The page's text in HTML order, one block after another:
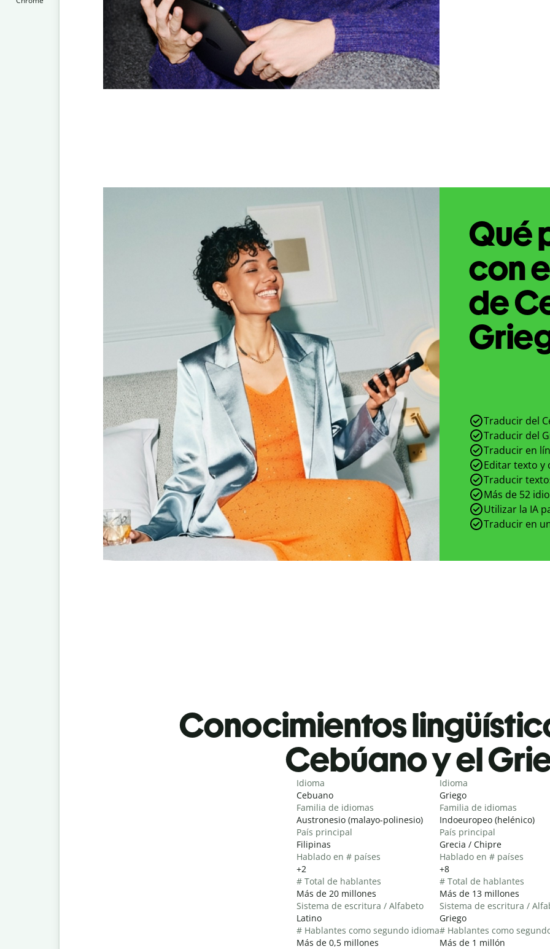
Qué
con
de
Traducir del
Traducir del
Traducir en
Editar texto y
Traducir
Más de 52
Utilizar la IA
Traducir en
Conocimientos
Cebúano y el
Idioma
Cebuano
Familia de idiomas
Austronesio (malayo-polinesio)
País principal
Filipinas
Hablado en # países
+2
# Total de hablantes
Más de 20 millones
Sistema de escritura / Alfabeto
Latino
# Hablantes como segundo idioma
Más de 0,5 millones
Idioma
Griego
Familia de idiomas
Indoeuropeo (helénico)
País principal
Grecia / Chipre
Hablado en # países
+8
# Total de hablantes
Más de 13 millones
Sistema de escritura /
Griego
# Hablantes como
Más de 1 millón